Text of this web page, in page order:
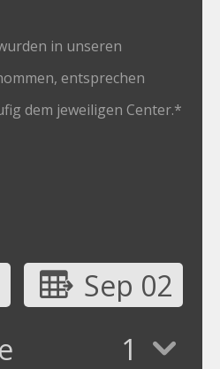
in unseren
entsprechen
dem jeweiligen Center.*
Sep 02
1